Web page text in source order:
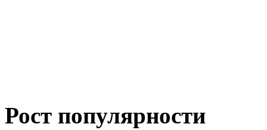
Рост популярности